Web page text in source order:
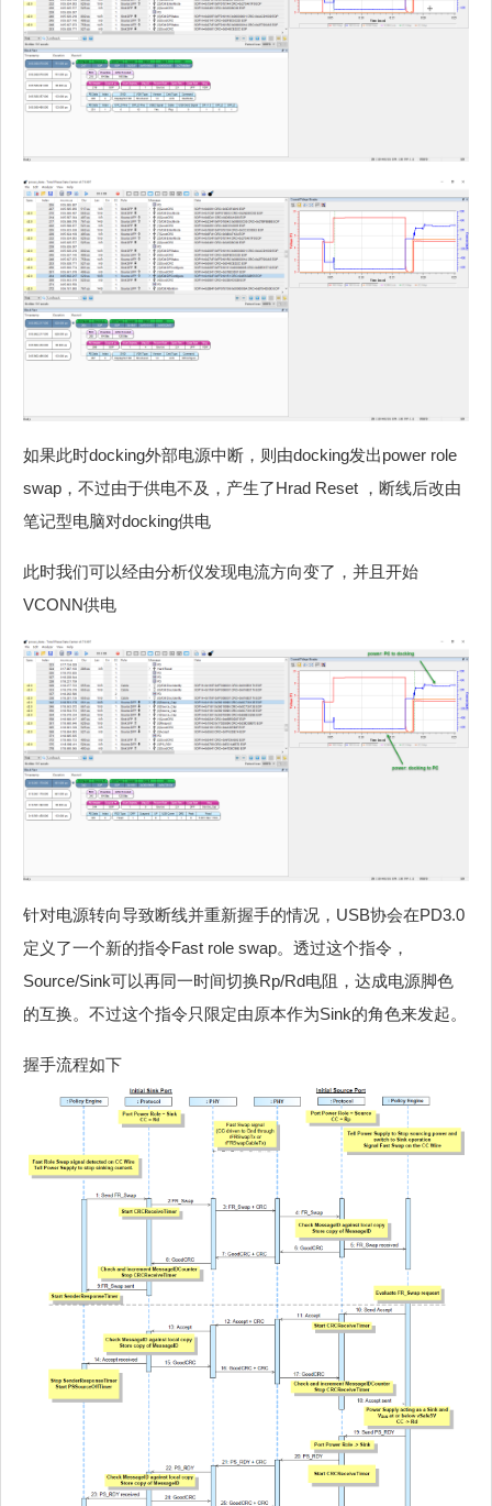
如果此时docking外部电源中断，则由docking发出power role
swap，不过由于供电不及，产生了Hrad Reset ，断线后改由
笔记型电脑对docking供电
此时我们可以经由分析仪发现电流方向变了，并且开始
VCONN供电
针对电源转向导致断线并重新握手的情况，USB协会在PD3.0
定义了一个新的指令Fast role swap。透过这个指令，
Source/Sink可以再同一时间切换Rp/Rd电阻，达成电源脚色
的互换。不过这个指令只限定由原本作为Sink的角色来发起。
握手流程如下